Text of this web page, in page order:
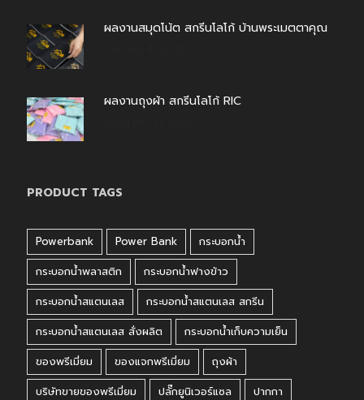
ผลงานสมุดโน้ต สกรีนโลโก้ บ้านพระเมตตาคุณ
ผลงานถุงผ้า สกรีนโลโก้ RIC
PRODUCT TAGS
Powerbank Power Bank
กระบอกน้ำ
กระบอกน้ำพลาสติก
กระบอกน้ำฟางข้าว
กระบอกน้ำสแตนเลส
กระบอกน้ำสแตนเลส สกรีน
กระบอกน้ำสแตนเลส สั่งผลิต
กระบอกน้ำเก็บความเย็น
ของพรีเมี่ยม
ของแจกพรีเมี่ยม
ถุงผ้า
บริษัทขายของพรีเมี่ยม
ปลั๊กยูนิเวอร์แซล
ปากกา